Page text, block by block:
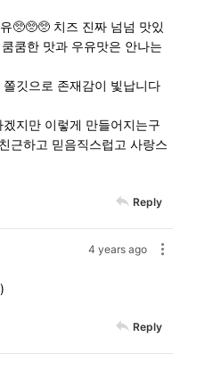
🥺🥺🥺 치즈 진짜 넘넘 맛있
쿰한 맛과 우유맛은 안나는
깃으로 존재감이 빛납니다
지만 이렇게 만들어지는구
근하고 믿음직스럽고 사랑스
Reply
4 years ago
Reply